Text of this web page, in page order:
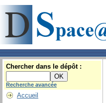
Chercher dans le dépôt :
Recherche avancée
Accueil